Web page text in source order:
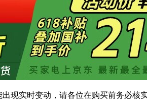
现实时变动，请各位在购买前务必核